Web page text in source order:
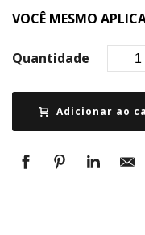
VOCÊ MESMO
Quantidade
Adicionar ao